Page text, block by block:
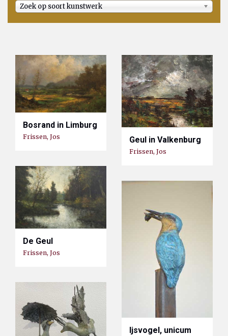
Zoek op soort kunstwerk
Bosrand in Limburg
Frissen, Jos Geul in Valkenburg
Frissen, Jos
De Geul
Frissen, Jos
Ijsvogel, unicum